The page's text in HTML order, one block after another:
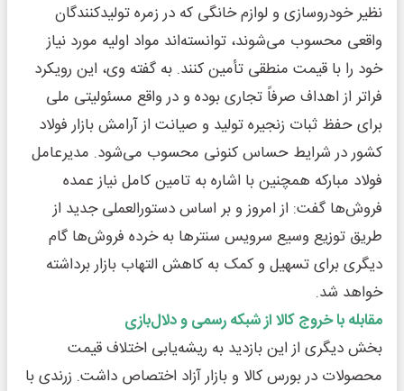
نظیر خودروسازی و لوازم خانگی که در زمره تولیدکنندگان
واقعی محسوب می‌شوند، توانسته‌اند مواد اولیه مورد نیاز
خود را با قیمت منطقی تأمین کنند. به گفته وی، این رویکرد
فراتر از اهداف صرفاً تجاری بوده و در واقع مسئولیتی ملی
برای حفظ ثبات زنجیره تولید و صیانت از آرامش بازار فولاد
کشور در شرایط حساس کنونی محسوب می‌شود. مدیرعامل
فولاد مبارکه همچنین با اشاره به تامین کامل نیاز عمده
فروش‌ها گفت: از امروز و بر اساس دستورالعملی جدید از
طریق توزیع وسیع سرویس سنترها به خرده فروش‌ها گام
دیگری برای تسهیل و کمک به کاهش التهاب بازار برداشته
خواهد شد.
مقابله با خروج کالا از شبکه رسمی و دلال‌بازی
بخش دیگری از این بازدید به ریشه‌یابی اختلاف قیمت
محصولات در بورس کالا و بازار آزاد اختصاص داشت. زرندی با